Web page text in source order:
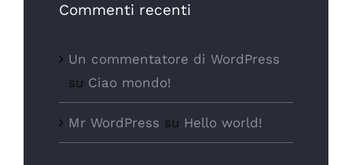
Commenti recenti
Un commentatore di WordPress
su Ciao mondo!
Mr WordPress su Hello world!